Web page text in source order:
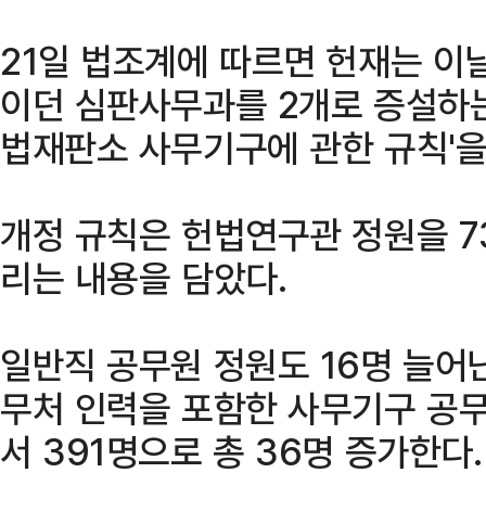
21일 법조계에 따르면 헌재는 이
이던 심판사무과를 2개로 증설
법재판소 사무기구에 관한 규칙'
개정 규칙은 헌법연구관 정원을
리는 내용을 담았다.
일반직 공무원 정원도 16명 늘어
무처 인력을 포함한 사무기구
서 391명으로 총 36명 증가한다.